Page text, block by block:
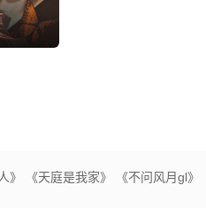
》 《天庭是我家》 《不问风月gl》